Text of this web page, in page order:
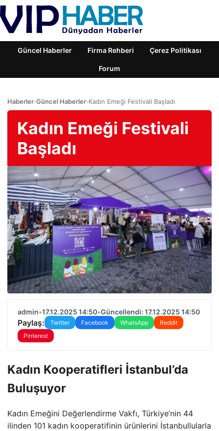
Güncel Haberler Firma Rehberi Çerez Politikası
Forum
Haberler›Güncel Haberler›Kadın Emeği Festivali Başladı
Kadın Emeği Festivali
Başladı
admin•17.12.2025 14:50•Güncellendi: 17.12.2025 14:50
Paylaş: Twitter Facebook WhatsApp
Reddit
Pinterest
Kadın Kooperatifleri İstanbul’da
Buluşuyor
Kadın Emeğini Değerlendirme Vakfı, Türkiye’nin 44
ilinden 101 kadın kooperatifinin ürünlerini İstanbullularla